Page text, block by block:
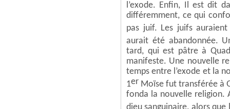
l’exode. Enfin, Il est dit
différemment, ce qui
pas juif. Les juifs auraient
aurait été abandonnée.
tard, qui est pâtre à
manifeste. Une nouvelle
temps entre l’exode et la
1er Moïse fut transférée à
fonda la nouvelle religion.
dieu sanguinaire, alors que